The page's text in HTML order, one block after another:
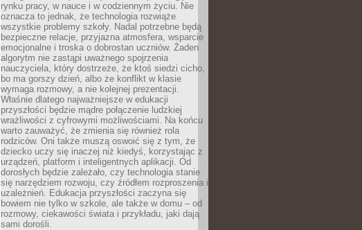
rynku pracy, w nauce i w codziennym życiu. Nie
oznacza to jednak, że technologia rozwiąże
wszystkie problemy szkoły. Nadal potrzebne będą
bezpieczne relacje, przyjazna atmosfera, wsparcie
emocjonalne i troska o dobrostan uczniów. Żaden
algorytm nie zastąpi uważnego spojrzenia
nauczyciela, który dostrzeże, że ktoś siedzi cicho,
bo ma gorszy dzień, albo że konflikt w klasie
wymaga rozmowy, a nie kolejnej prezentacji.
Właśnie dlatego najważniejsze w edukacji
przyszłości będzie mądre połączenie ludzkiej
wrażliwości z cyfrowymi możliwościami. Na końcu
warto zauważyć, że zmienia się również rola
rodziców. Oni także muszą oswoić się z tym, że
dziecko uczy się inaczej niż kiedyś, korzystając z
urządzeń, platform i inteligentnych aplikacji. Od
dorosłych będzie zależało, czy technologia stanie
się narzędziem rozwoju, czy źródłem rozproszenia i
uzależnień. Edukacja przyszłości zaczyna się
bowiem nie tylko w szkole, ale także w domu – od
rozmowy, ciekawości świata i przykładu, jaki dają
sami dorośli.